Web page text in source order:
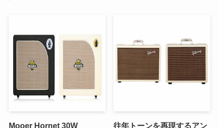
Mooer Hornet 30W 往年トーンを再現するアン